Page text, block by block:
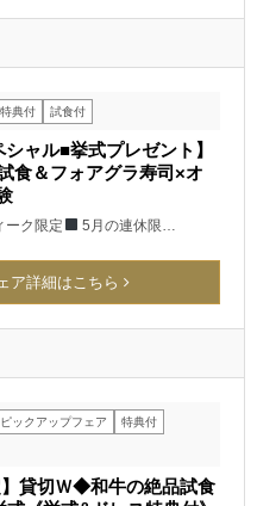
特典付 試食付
ャル■挙式プレゼント】
食＆フォアグラ寿司×オ
ーク限定 5月の連休限…
ア詳細はこちら
ピックアップフェア
特典付
貸切Ｗ◆和牛の絶品試食